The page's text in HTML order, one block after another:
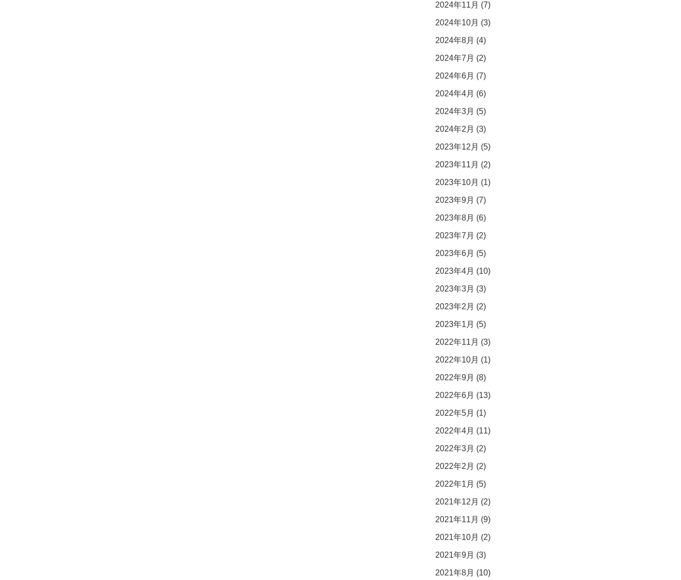
2024年11月 (7)
2024年10月 (3)
2024年8月 (4)
2024年7月 (2)
2024年6月 (7)
2024年4月 (6)
2024年3月 (5)
2024年2月 (3)
2023年12月 (5)
2023年11月 (2)
2023年10月 (1)
2023年9月 (7)
2023年8月 (6)
2023年7月 (2)
2023年6月 (5)
2023年4月 (10)
2023年3月 (3)
2023年2月 (2)
2023年1月 (5)
2022年11月 (3)
2022年10月 (1)
2022年9月 (8)
2022年6月 (13)
2022年5月 (1)
2022年4月 (11)
2022年3月 (2)
2022年2月 (2)
2022年1月 (5)
2021年12月 (2)
2021年11月 (9)
2021年10月 (2)
2021年9月 (3)
2021年8月 (10)